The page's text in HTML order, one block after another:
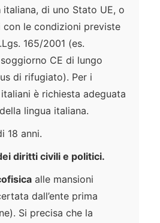
italiana, di uno Stato UE, o
con le condizioni previste
165/2001 (es.
CE di lungo
di rifugiato). Per i
è richiesta adeguata
lingua italiana.
18 anni.
diritti civili e politici.
alle mansioni
dall’ente prima
Si precisa che la